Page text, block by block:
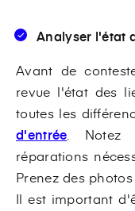
Analyser l'état
Avant de
revue l'état des
toutes les
d'entrée . Notez
réparations
Prenez des
Il est important